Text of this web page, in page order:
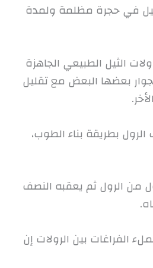
في حجرة مظلمة ولمدة
الثيل الطبيعي الجاهزة
بعضها البعض مع تقليل
بطريقة بناء الطوب،
من الرول ثم يعقبه النصف
الفراغات بين الرولات إن